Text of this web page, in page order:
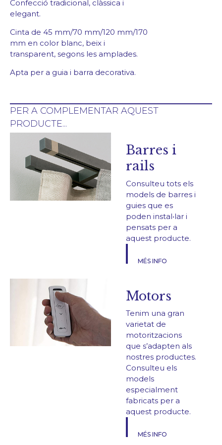
Contacte
Confecció tradicional, clàssica i
elegant.
Cinta de 45 mm/70 mm/120 mm/170
mm en color blanc, beix i
transparent, segons les amplades.
Apta per a guia i barra decorativa.
PER A COMPLEMENTAR AQUEST
PRODUCTE...
Barres i
rails
Consulteu tots els
models de barres i
guies que es
poden instal•lar i
pensats per a
aquest producte.
MÉS INFO
Motors
Tenim una gran
varietat de
motoritzacions
que s’adapten als
nostres productes.
Consulteu els
models
especialment
fabricats per a
aquest producte.
MÉS INFO